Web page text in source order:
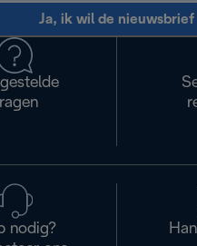
Ja, ik wil de nieuwsbrief
nodig?